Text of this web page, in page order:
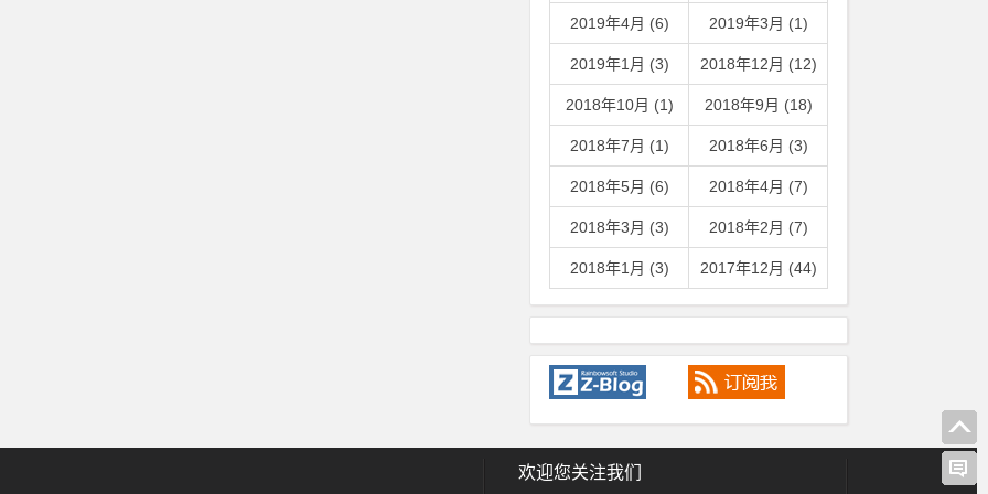
2019年4月 (6) 2019年3月 (1)
2019年1月 (3) 2018年12月 (12)
2018年10月 (1) 2018年9月 (18)
2018年7月 (1) 2018年6月 (3)
2018年5月 (6) 2018年4月 (7)
2018年3月 (3) 2018年2月 (7)
2018年1月 (3) 2017年12月 (44)
欢迎您关注我们